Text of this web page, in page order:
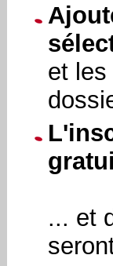
et les
... et